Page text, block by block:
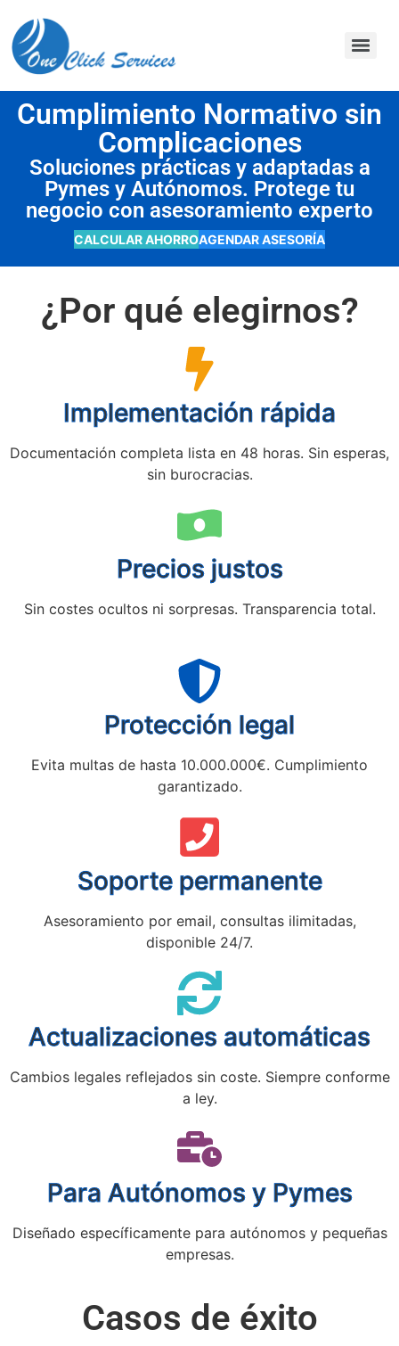
Cumplimiento Normativo sin
Complicaciones
Soluciones prácticas y adaptadas a
Pymes y Autónomos. Protege tu
negocio con asesoramiento experto
CALCULAR AHORROAGENDAR ASESORÍA
¿Por qué elegirnos?
Implementación rápida
Documentación completa lista en 48 horas. Sin esperas,
sin burocracias.
Precios justos
Sin costes ocultos ni sorpresas. Transparencia total.
Protección legal
Evita multas de hasta 10.000.000€. Cumplimiento
garantizado.
Soporte permanente
Asesoramiento por email, consultas ilimitadas,
disponible 24/7.
Actualizaciones automáticas
Cambios legales reflejados sin coste. Siempre conforme
a ley.
Para Autónomos y Pymes
Diseñado específicamente para autónomos y pequeñas
empresas.
Casos de éxito